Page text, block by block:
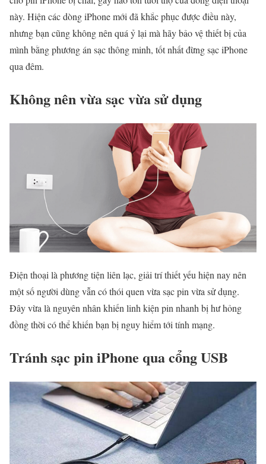
này. Hiện các dòng iPhone mới đã khắc phục được điều này,
nhưng bạn cũng không nên quá ỷ lại mà hãy bảo vệ thiết bị của
mình bằng phương án sạc thông minh, tốt nhất đừng sạc iPhone
qua đêm.
Không nên vừa sạc vừa sử dụng
Điện thoại là phương tiện liên lạc, giải trí thiết yếu hiện nay nên
một số người dùng vẫn có thói quen vừa sạc pin vừa sử dụng.
Đây vừa là nguyên nhân khiến linh kiện pin nhanh bị hư hỏng
đồng thời có thể khiến bạn bị nguy hiểm tới tính mạng.
Tránh sạc pin iPhone qua cổng USB